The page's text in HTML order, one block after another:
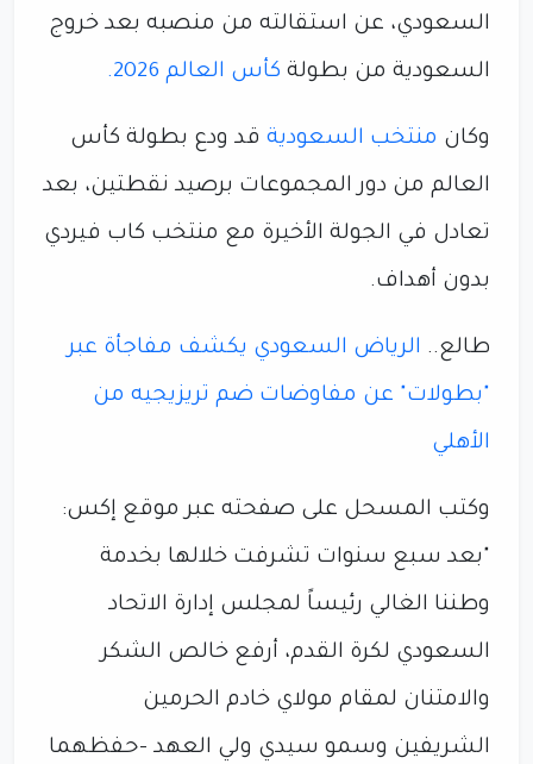
السعودي، عن استقالته من منصبه بعد خروج
السعودية من بطولة كأس العالم 2026.
وكان منتخب السعودية قد ودع بطولة كأس
العالم من دور المجموعات برصيد نقطتين، بعد
تعادل في الجولة الأخيرة مع منتخب كاب فيردي
بدون أهداف.
طالع.. الرياض السعودي يكشف مفاجأة عبر
"بطولات" عن مفاوضات ضم تريزيجيه من
الأهلي
وكتب المسحل على صفحته عبر موقع إكس:
"بعد سبع سنوات تشرفت خلالها بخدمة
وطننا الغالي رئيساً لمجلس إدارة الاتحاد
السعودي لكرة القدم، أرفع خالص الشكر
والامتنان لمقام مولاي خادم الحرمين
الشريفين وسمو سيدي ولي العهد -حفظهما